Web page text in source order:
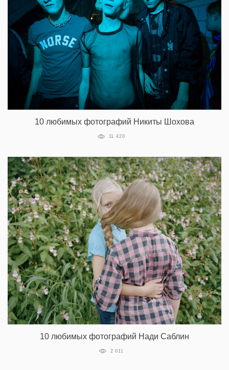
10 любимых фотографий Никиты Шохова
11 420
10 любимых фотографий Нади Саблин
2 011